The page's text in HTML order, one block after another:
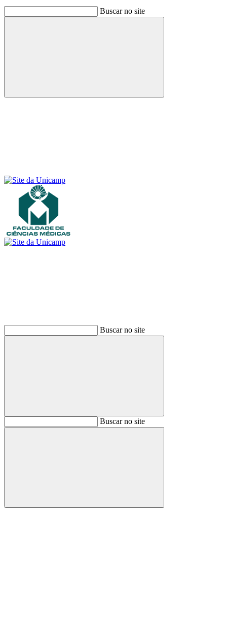
Buscar no site
Buscar
Buscar no site
BuscarBuscar no site
Buscar